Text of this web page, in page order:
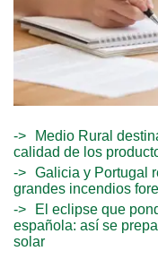
Medio Rural
calidad de los
Galicia y Portugal
grandes incendios
El eclipse que
española: así se
solar